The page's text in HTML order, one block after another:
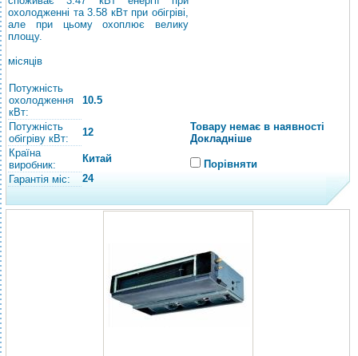
охолодженні та 3.58 кВт при обігріві,
але при цьому охоплює велику
площу.
місяців
Потужність
охолодження
кВт:
10.5
Потужність
обігріву кВт:
12
Країна
виробник:
Китай
Гарантія міс:
24
Товару немає в наявності
Докладніше
Порівняти